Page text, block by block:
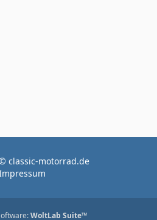
classic-motorrad.de
WoltLab Suite™